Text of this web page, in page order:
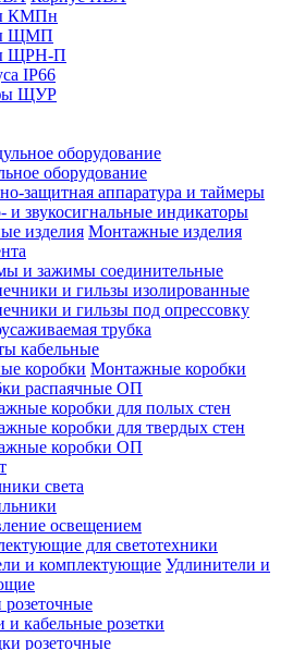
КМПн
ЩМП
ЩРН-П
IP66
ЩУР
оборудование
оборудование
защитная аппаратура и таймеры
и звукосигнальные индикаторы
Монтажные изделия
и зажимы соединительные
и гильзы изолированные
и гильзы под опрессовку
трубка
кабельные
Монтажные коробки
распаячные ОП
коробки для полых стен
коробки для твердых стен
коробки ОП
света
освещением
для светотехники
Удлинители и
розеточные
и кабельные розетки
розеточные